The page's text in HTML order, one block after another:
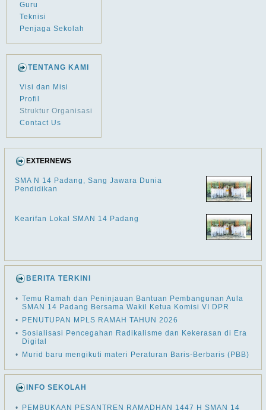
Guru
Teknisi
Penjaga Sekolah
TENTANG KAMI
Visi dan Misi
Profil
Struktur Organisasi
Contact Us
EXTERNEWS
SMA N 14 Padang, Sang Jawara Dunia
Pendidikan
Kearifan Lokal SMAN 14 Padang
BERITA TERKINI
• Temu Ramah dan Peninjauan Bantuan Pembangunan Aula
SMAN 14 Padang Bersama Wakil Ketua Komisi VI DPR
•
PENUTUPAN MPLS RAMAH TAHUN 2026
• Sosialisasi Pencegahan Radikalisme dan Kekerasan di Era
Digital
•
Murid baru mengikuti materi Peraturan Baris-Berbaris (PBB)
INFO SEKOLAH
•
PEMBUKAAN PESANTREN RAMADHAN 1447 H SMAN 14